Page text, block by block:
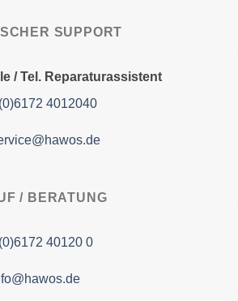
SUPPORT
/ Tel. Reparaturassistent
4012040
/ BERATUNG
40120 0